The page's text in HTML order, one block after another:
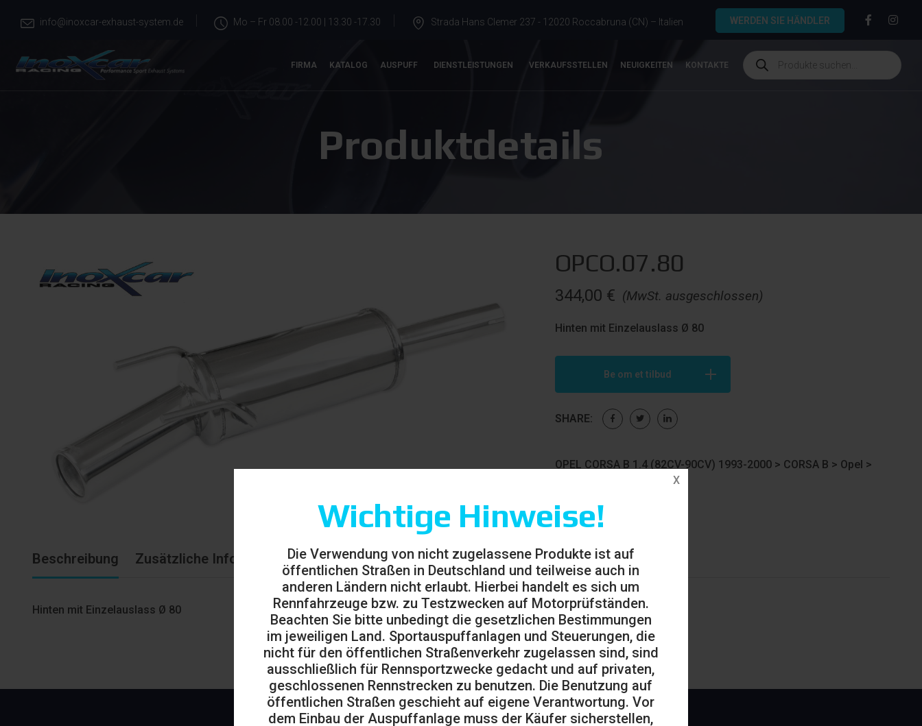
Wichtige Hinweise!
Die Verwendung von nicht zugelassene Produkte ist auf
öffentlichen Straßen in Deutschland und teilweise auch in
anderen Ländern nicht erlaubt. Hierbei handelt es sich um
Rennfahrzeuge bzw. zu Testzwecken auf Motorprüfständen.
Beachten Sie bitte unbedingt die gesetzlichen Bestimmungen
im jeweiligen Land. Sportauspuffanlagen und Steuerungen, die
nicht für den öffentlichen Straßenverkehr zugelassen sind, sind
ausschließlich für Rennsportzwecke gedacht und auf privaten,
geschlossenen Rennstrecken zu benutzen. Die Benutzung auf
öffentlichen Straßen geschieht auf eigene Verantwortung. Vor
dem Einbau der Auspuffanlage muss der Käufer sicherstellen,
info@inoxcar-exhaust-system.de Mo – Fr 08.00 -12.00 | 13.30 -17.30 Strada Hans Clemer 237 - 12020 Roccabruna (CN) – Italien WERDEN SIE HÄNDLER
FIRMA KATALOG AUSPUFF DIENSTLEISTUNGEN VERKAUFSSTELLEN NEUIGKEITEN KONTAKTE
Produktdetails
OPCO.07.80
(MwSt. ausgeschlossen)
344,00 €
Hinten mit Einzelauslass Ø 80
Be om et tilbud
SHARE:
OPEL CORSA B 1.4 (82CV-90CV) 1993-2000 > CORSA B > Opel >
Beschreibung Zusätzliche Informationen
Hinten mit Einzelauslass Ø 80